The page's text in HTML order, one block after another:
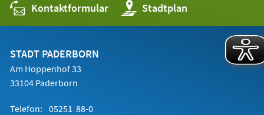
Kontaktformular Stadtplan
(Öffnet
in
einem
STADT PADERBORN
Am Hoppenhof 33
33104 Paderborn
Telefon: 05251 88-0